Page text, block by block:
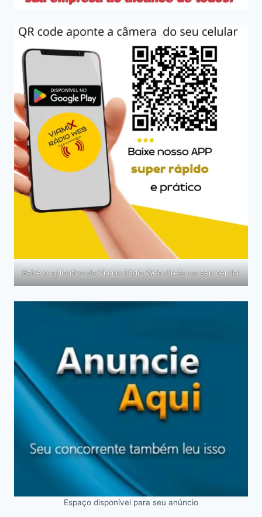
Baixe o aplicativo da Viamix Rádio Web direto no seu celular
Espaço disponível para seu anúncio